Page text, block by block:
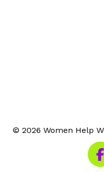
© 2026 Women Help